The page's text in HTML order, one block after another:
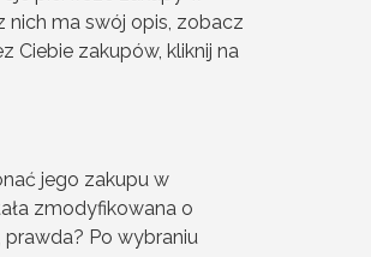
nich ma swój opis, zobacz
Ciebie zakupów, kliknij na
jego zakupu w
zmodyfikowana o
prawda? Po wybraniu